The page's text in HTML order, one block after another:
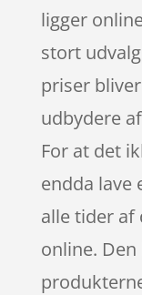
ligger
stort
priser
udbydere
For at det
endda lave
alle tider af
online.